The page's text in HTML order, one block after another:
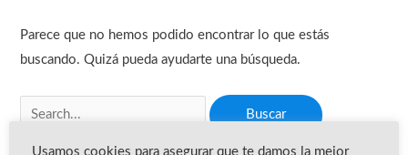
Parece que no hemos podido encontrar lo que estás
buscando. Quizá pueda ayudarte una búsqueda.
Usamos cookies para asegurar que te damos la mejor